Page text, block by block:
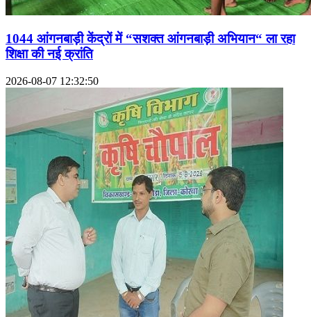
1044 आंगनबाड़ी केंद्रों में “सशक्त आंगनबाड़ी अभियान“ ला रहा
शिक्षा की नई क्रांति
2026-08-07 12:32:50